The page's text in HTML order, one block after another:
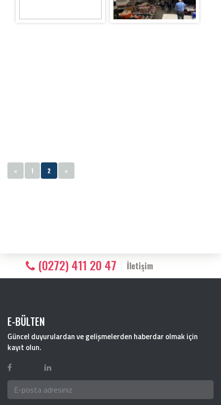
« 1 2 »
(0272) 411 20 47 İletişim
E-BÜLTEN
Güncel duyurulardan ve gelişmelerden haberdar olmak için
kayıt olun.